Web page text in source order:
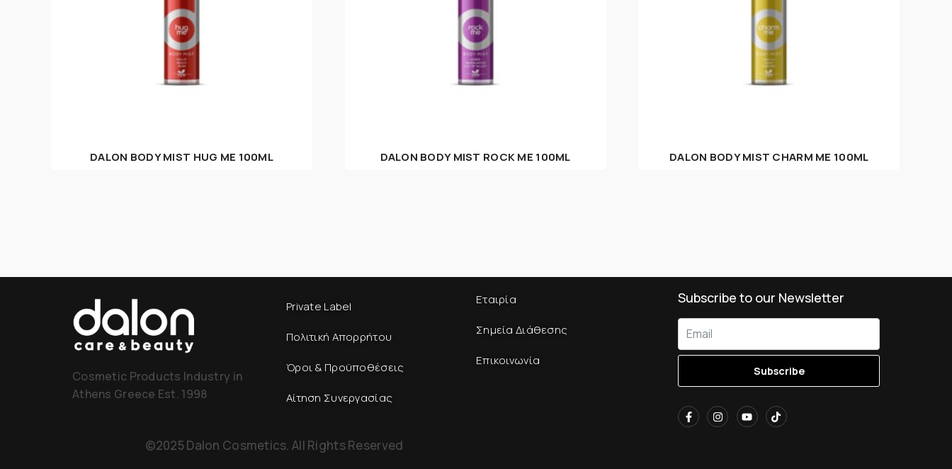
DALON BODY MIST HUG ME 100ML DALON BODY MIST ROCK ME 100ML DALON BODY MIST CHARM ME 100ML
Cosmetic Products Industry in
Athens Greece Est. 1998
Private Label
Πολιτική Απορρήτου
Όροι & Προϋποθέσεις
Αίτηση Συνεργασίας
Εταιρία
Σημεία Διάθεσης
Επικοινωνία
Subscribe to our Newsletter
Subscribe
©2025 Dalon Cosmetics. All Rights Reserved